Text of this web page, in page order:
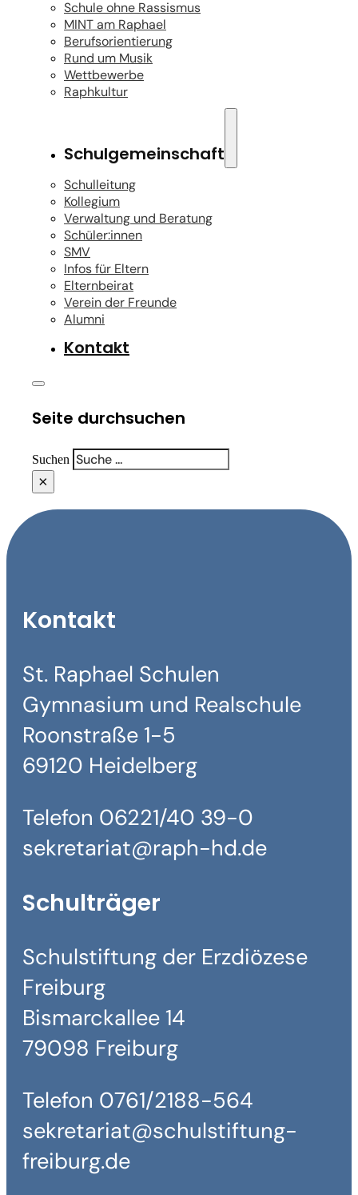
Schule ohne Rassismus
MINT am Raphael
Berufsorientierung
Rund um Musik
Wettbewerbe
Raphkultur
Schulgemeinschaft
Schulleitung
Kollegium
Verwaltung und Beratung
Schüler:innen
SMV
Infos für Eltern
Elternbeirat
Verein der Freunde
Alumni
Kontakt
Seite durchsuchen
Suchen
×
Kontakt
St. Raphael Schulen
Gymnasium und Realschule
Roonstraße 1-5
69120 Heidelberg
Telefon 06221/40 39-0
sekretariat@raph-hd.de
Schulträger
Schulstiftung der Erzdiözese
Freiburg
Bismarckallee 14
79098 Freiburg
Telefon 0761/2188-564
sekretariat@schulstiftung-
freiburg.de